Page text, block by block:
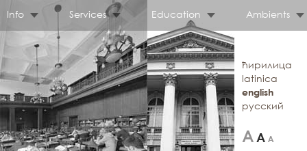
Info Services Education Ambients
ћирилица
latinica
english
русский